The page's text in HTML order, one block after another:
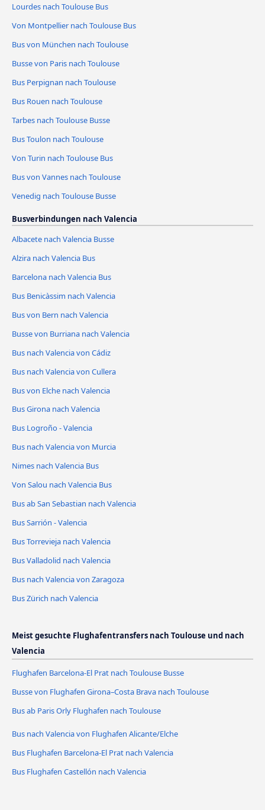
Lourdes nach Toulouse Bus
Von Montpellier nach Toulouse Bus
Bus von München nach Toulouse
Busse von Paris nach Toulouse
Bus Perpignan nach Toulouse
Bus Rouen nach Toulouse
Tarbes nach Toulouse Busse
Bus Toulon nach Toulouse
Von Turin nach Toulouse Bus
Bus von Vannes nach Toulouse
Venedig nach Toulouse Busse
Busverbindungen nach Valencia
Albacete nach Valencia Busse
Alzira nach Valencia Bus
Barcelona nach Valencia Bus
Bus Benicàssim nach Valencia
Bus von Bern nach Valencia
Busse von Burriana nach Valencia
Bus nach Valencia von Cádiz
Bus nach Valencia von Cullera
Bus von Elche nach Valencia
Bus Girona nach Valencia
Bus Logroño - Valencia
Bus nach Valencia von Murcia
Nimes nach Valencia Bus
Von Salou nach Valencia Bus
Bus ab San Sebastian nach Valencia
Bus Sarrión - Valencia
Bus Torrevieja nach Valencia
Bus Valladolid nach Valencia
Bus nach Valencia von Zaragoza
Bus Zürich nach Valencia
Meist gesuchte Flughafentransfers nach Toulouse und nach
Valencia
Flughafen Barcelona-El Prat nach Toulouse Busse
Busse von Flughafen Girona–Costa Brava nach Toulouse
Bus ab Paris Orly Flughafen nach Toulouse
Bus nach Valencia von Flughafen Alicante/Elche
Bus Flughafen Barcelona-El Prat nach Valencia
Bus Flughafen Castellón nach Valencia